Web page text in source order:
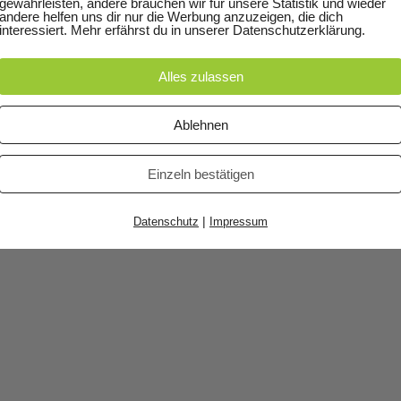
© 2020 Jan Helbig ·Impressum · Bildnachweis ·
gewährleisten, andere brauchen wir für unsere Statistik und wieder
andere helfen uns dir nur die Werbung anzuzeigen, die dich
interessiert. Mehr erfährst du in unserer Datenschutzerklärung.
Alles zulassen
Ablehnen
Einzeln bestätigen
Datenschutz | Impressum